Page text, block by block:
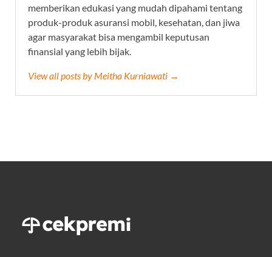
memberikan edukasi yang mudah dipahami tentang
produk-produk asuransi mobil, kesehatan, dan jiwa
agar masyarakat bisa mengambil keputusan
finansial yang lebih bijak.
View all posts by Meitha Kurniawati →